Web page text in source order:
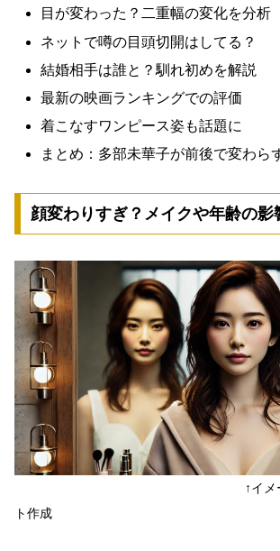
目が変わった？二重幅の変化を分析
ネットで噂の目頭切開はしてる？
結婚相手は誰と？馴れ初めを解説
最新の映画ランキングでの評価
着こなすワンピース姿も話題に
まとめ：多部未華子が前後で変わら
顔変わりすぎ？メイクや年齢の影
↑イ
ト作成